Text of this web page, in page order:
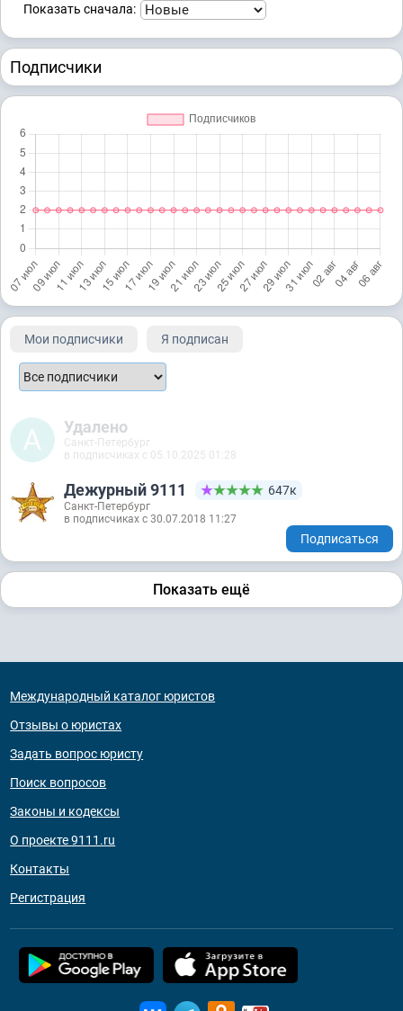
Показать сначала:
Подписчики
Мои подписчики Я подписан
Удалено
Санкт-Петербург
в подписчиках с 05.10.2025 01:28
Дежурный 9111 647к
Санкт-Петербург
в подписчиках с 30.07.2018 11:27
Подписаться
Показать ещё
Международный каталог юристов
Отзывы о юристах
Задать вопрос юристу
Поиск вопросов
Законы и кодексы
О проекте 9111.ru
Контакты
Регистрация